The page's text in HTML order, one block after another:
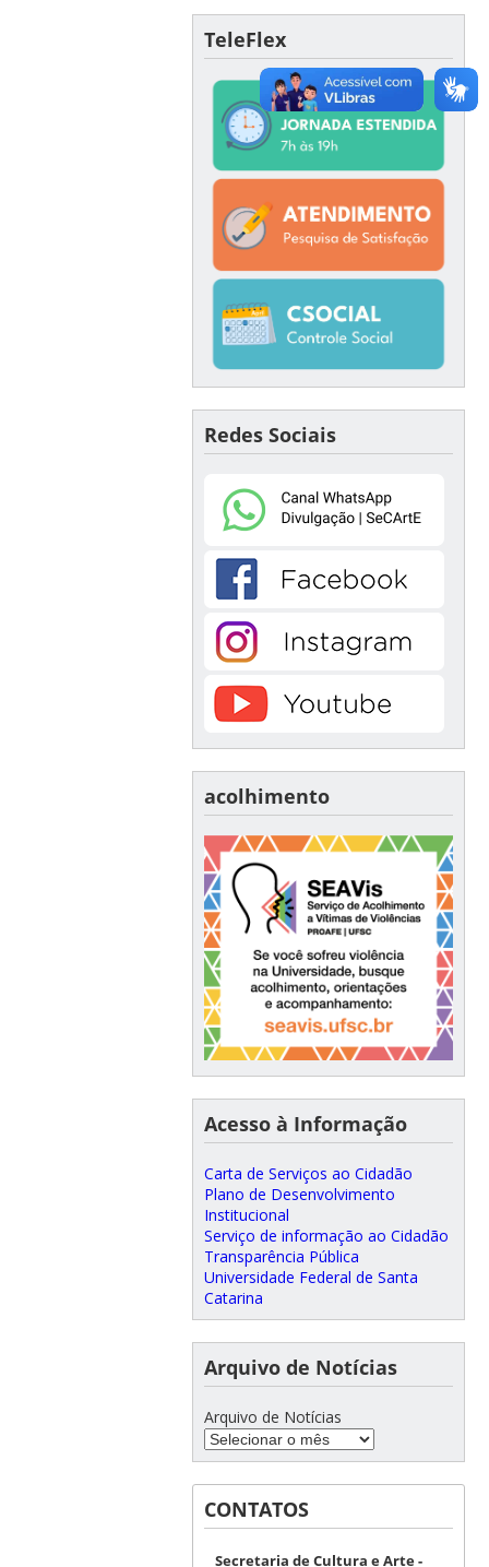
TeleFlex
Redes Sociais
acolhimento
Acesso à Informação
Carta de Serviços ao Cidadão
Plano de Desenvolvimento
Institucional
Serviço de informação ao Cidadão
Transparência Pública
Universidade Federal de Santa
Catarina
Arquivo de Notícias
Arquivo de Notícias
CONTATOS
Secretaria de Cultura e Arte -